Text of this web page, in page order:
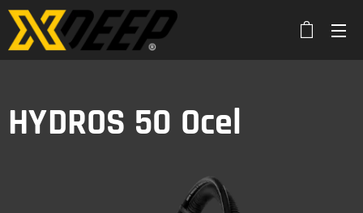
HYDROS 50 Ocel